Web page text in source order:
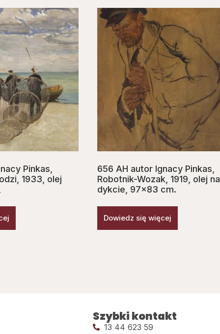
Pinkas,
1933, olej
656 AH autor Ignacy Pinkas,
Robotnik-Wozak, 1919, olej na
dykcie, 97×83 cm.
Dowiedz się więcej
Szybki kontakt
13 44 623 59